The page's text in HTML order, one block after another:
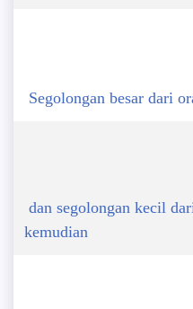
Segolongan besar dari
dan segolongan kecil
kemudian